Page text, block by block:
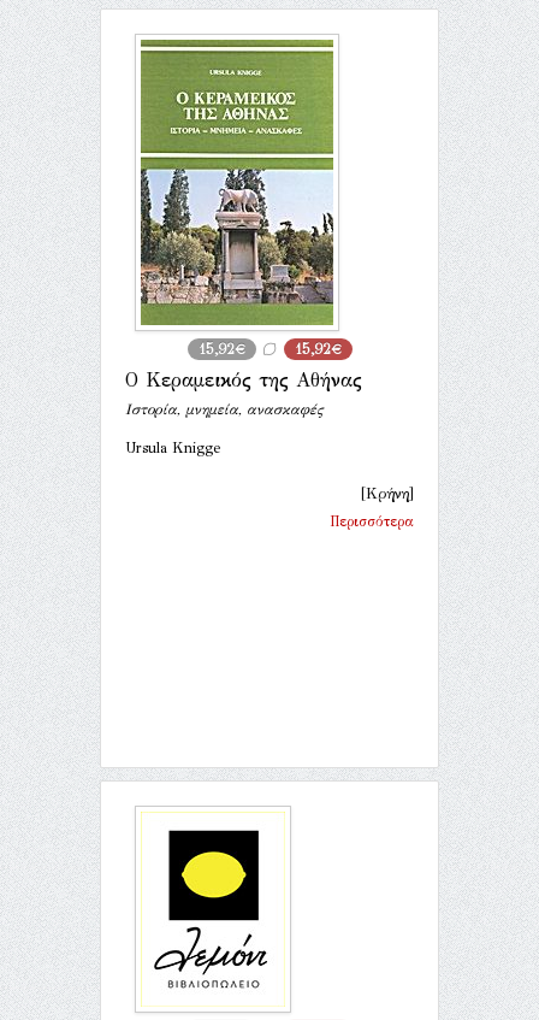
15,92€ 15,92€
Ο Κεραμεικός της Αθήνας
Ιστορία, μνημεία, ανασκαφές
Ursula Knigge
[Κρήνη]
Περισσότερα